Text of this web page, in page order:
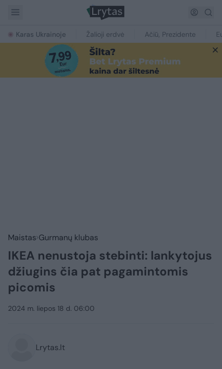
Karas Ukrainoje Žalioji erdvė Ačiū, Prezidente
Maistas Gurmanų klubas
IKEA nenustoja stebinti: lankytojus
džiugins čia pat pagamintomis
picomis
2024 m. liepos 18 d. 06:00
Lrytas.lt